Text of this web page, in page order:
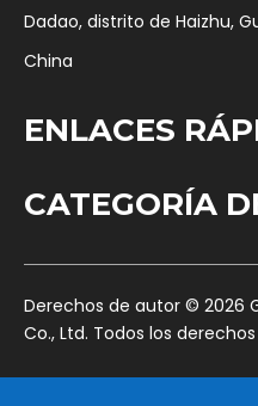
Dadao, distrito de Haizhu,
China
ENLACES
CATEGORÍA
​Derechos de autor © 2026
Co., Ltd. Todos los